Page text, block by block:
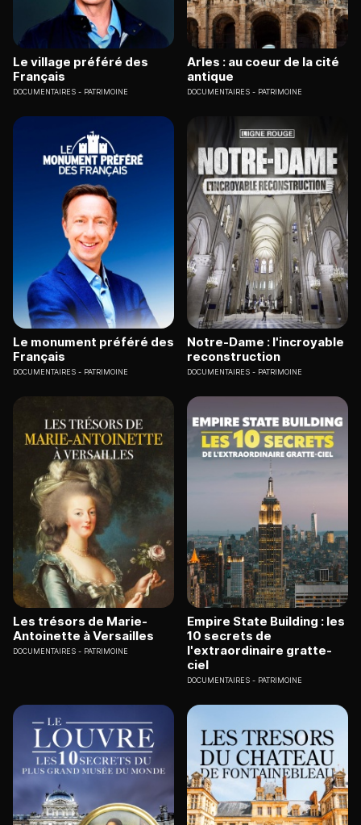
Le village préféré des
Français
DOCUMENTAIRES PATRIMOINE
Arles : au coeur de la cité
antique
DOCUMENTAIRES PATRIMOINE
Le monument préféré des
Français
DOCUMENTAIRES PATRIMOINE
Notre-Dame : l'incroyable
reconstruction
DOCUMENTAIRES PATRIMOINE
Les trésors de Marie-
Antoinette à Versailles
DOCUMENTAIRES PATRIMOINE
Empire State Building : les
10 secrets de
l'extraordinaire gratte-
ciel
DOCUMENTAIRES PATRIMOINE